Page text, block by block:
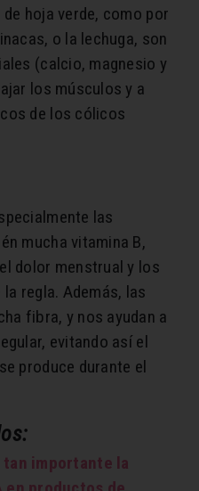
hoja verde, como por
o la lechuga, son
(calcio, magnesio y
los músculos y a
de los cólicos
las
mucha vitamina B,
dolor menstrual y los
regla. Además, las
fibra, y nos ayudan a
evitando así el
produce durante el
importante la